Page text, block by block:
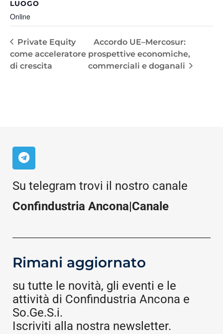
LUOGO
Online
Private Equity
come acceleratore
di crescita
Accordo UE–Mercosur:
prospettive economiche,
commerciali e doganali
Su telegram trovi il nostro canale
Confindustria Ancona|Canale
Rimani aggiornato
su tutte le novità, gli eventi e le
attività di Confindustria Ancona e
So.Ge.S.i.
Iscriviti alla nostra newsletter.